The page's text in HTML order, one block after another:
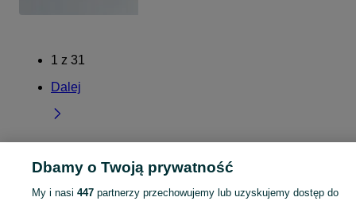
1 z 31
Dalej
Strona główna Dolnośląskie Zacisze
Dbamy o Twoją prywatność
My i nasi 447partnerzy przechowujemy lub uzyskujemy dostęp do